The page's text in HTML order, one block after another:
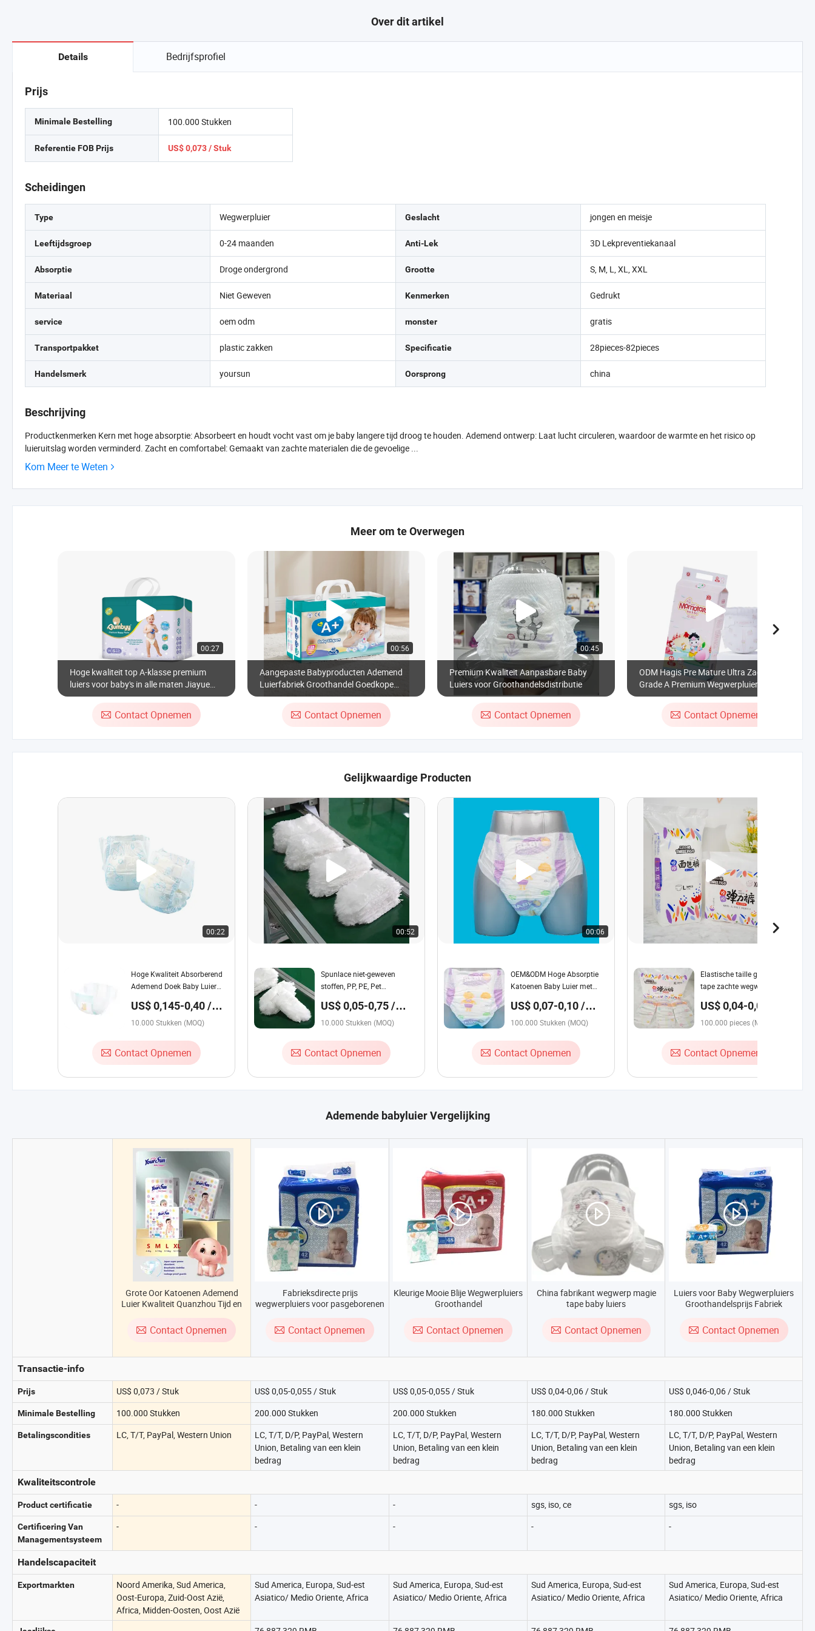
Over dit artikel
Details Bedrijfsprofiel
Prijs
Minimale Bestelling
Referentie FOB Prijs
100.000 Stukken
US$ 0,073 / Stuk
Scheidingen
Type Wegwerpluier Geslacht jongen en meisje
Leeftijdsgroep 0-24 maanden Anti-Lek 3D Lekpreventiekanaal
Absorptie Droge ondergrond Grootte S, M, L, XL, XXL
Materiaal Niet Geweven Kenmerken Gedrukt
service oem odm monster gratis
Transportpakket plastic zakken Specificatie 28pieces-82pieces
Handelsmerk yoursun Oorsprong china
Beschrijving
Productkenmerken Kern met hoge absorptie: Absorbeert en houdt vocht vast om je baby langere tijd droog te houden. Ademend ontwerp: Laat lucht circuleren, waardoor de warmte en het risico op
luieruitslag worden verminderd. Zacht en comfortabel: Gemaakt van zachte materialen die de gevoelige ...
Kom Meer te Weten
Meer om te Overwegen
00:27
Hoge kwaliteit top A-klasse premium
luiers voor baby's in alle maten Jiayue
groothandel wegwerp eco-vriendelijke
luierbroekjes zorgluiers
Contact Opnemen
00:56
Aangepaste Babyproducten Ademend
Luierfabriek Groothandel Goedkope
Wegwerpluiers Ultra Dunne Baby Luiers
Contact Opnemen
00:45
Premium Kwaliteit Aanpasbare Baby
Luiers voor Groothandelsdistributie
Contact Opnemen
ODM Hagis Pre Mature Ultra Zacht
Grade A Premium Wegwerpluiers met
Vochtindicator
Contact Opnemen
Gelijkwaardige Producten
00:22
Hoge Kwaliteit Absorberend
Ademend Doek Baby Luier
US$ 0,145-0,40 /
Stuk
10.000 Stukken (MOQ)
Contact Opnemen
00:52
Spunlace niet-geweven
stoffen, PP, PE, Pet
luiers duster navulling
US$ 0,05-0,75 /
Stuk
10.000 Stukken (MOQ)
Contact Opnemen
00:06
OEM&ODM Hoge Absorptie
Katoenen Baby Luier met
Prijs Grote Oren Magische
Tape Elastische Tailleband
Wegwerpluier Broekjes
US$ 0,07-0,10 /
Stuk
100.000 Stukken (MOQ)
Contact Opnemen
00:37
Elastische taille grote oor
tape zachte wegwerpluier
groothandel Quanzhou
fabriek
US$ 0,04-0,06 /
pieces
100.000 pieces (MOQ)
Contact Opnemen
Ademende babyluier Vergelijking
Grote Oor Katoenen Ademend
Luier Kwaliteit Quanzhou Tijd en
Luier OEM&ODM Baby Luier
Contact Opnemen
Fabrieksdirecte prijs
wegwerpluiers voor pasgeborenen
groothandelaars in China
Contact Opnemen
Kleurige Mooie Blije Wegwerpluiers
Groothandel
Contact Opnemen
China fabrikant wegwerp magie
tape baby luiers
Contact Opnemen
Luiers voor Baby Wegwerpluiers
Groothandelsprijs Fabriek
Contact Opnemen
Transactie-info
Prijs US$ 0,073 / Stuk US$ 0,05-0,055 / Stuk US$ 0,05-0,055 / Stuk US$ 0,04-0,06 / Stuk US$ 0,046-0,06 / Stuk
Minimale Bestelling 100.000 Stukken 200.000 Stukken 200.000 Stukken 180.000 Stukken 180.000 Stukken
Betalingscondities LC, T/T, PayPal, Western Union
LC, T/T, D/P, PayPal, Western
Union, Betaling van een klein
bedrag
LC, T/T, D/P, PayPal, Western
Union, Betaling van een klein
bedrag
LC, T/T, D/P, PayPal, Western
Union, Betaling van een klein
bedrag
LC, T/T, D/P, PayPal, Western
Union, Betaling van een klein
bedrag
Kwaliteitscontrole
Product certificatie - - - sgs, iso, ce sgs, iso
Certificering Van
Managementsysteem
- - - - -
Handelscapaciteit
Exportmarkten
Noord Amerika, Sud America,
Oost-Europa, Zuid-Oost Azië,
Africa, Midden-Oosten, Oost Azië
Sud America, Europa, Sud-est
Asiatico/ Medio Oriente, Africa
Sud America, Europa, Sud-est
Asiatico/ Medio Oriente, Africa
Sud America, Europa, Sud-est
Asiatico/ Medio Oriente, Africa
Sud America, Europa, Sud-est
Asiatico/ Medio Oriente, Africa